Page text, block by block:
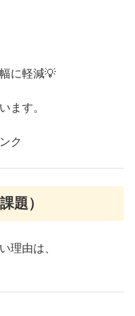
に軽減💡
ます。
ク
題）
理由は、